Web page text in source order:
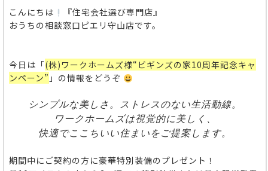
こんにちは
『住宅会社選び専門店』
おうちの相談窓口ピエリ守山店です。
今日は「(株)ワークホームズ様“ビギンズの家10周年記念キャ
ンペーン” 」の情報をどうぞ
シンプルな美しさ。ストレスのない生活動線。
ワークホームズは視覚的に美しく、
快適でここちいい住まいをご提案します。
期間中にご契約の方に豪華特別装備のプレゼント！